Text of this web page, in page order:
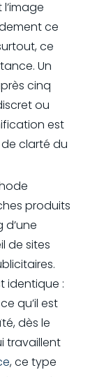
ce
ce
Un
cinq
ou
est
clarté du
produits
de sites
identique :
qu’il est
dès le
travaillent
, ce type